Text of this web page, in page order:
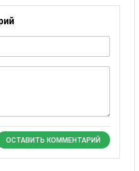
ОСТАВИТЬ КОММЕНТАРИЙ